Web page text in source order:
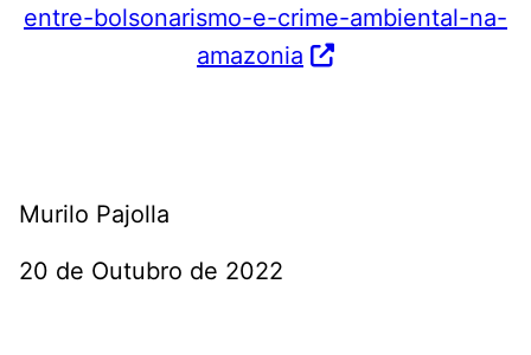
entre-bolsonarismo-e-crime-ambiental-na-
amazonia
Murilo Pajolla
20 de Outubro de 2022